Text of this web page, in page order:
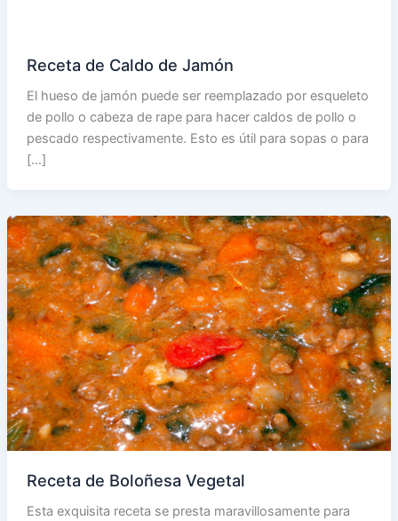
Receta de Caldo de Jamón
El hueso de jamón puede ser reemplazado por esqueleto
de pollo o cabeza de rape para hacer caldos de pollo o
pescado respectivamente. Esto es útil para sopas o para
[…]
Receta de Boloñesa Vegetal
Esta exquisita receta se presta maravillosamente para